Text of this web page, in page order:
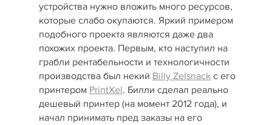
устройства нужно вложить много ресурсов,
которые слабо окупаются. Яркий примером
подобного проекта являются даже два
похожих проекта. Первым, кто наступил на
грабли рентабельности и технологичности
производства был некий Billy Zelsnack с его
принтером PrintXel. Билли сделал реально
дешевый принтер (на момент 2012 года), и
начал принимать пред заказы на его